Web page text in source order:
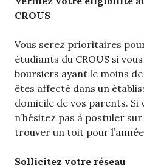
CROUS
Vous serez prioritaires
étudiants du CROUS si
boursiers ayant le moins
êtes affecté dans un
domicile de vos parents. Si
n’hésitez pas à postuler
trouver un toit pour
Sollicitez votre réseau